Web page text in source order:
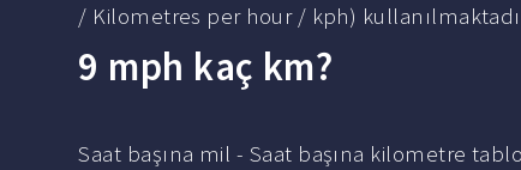
/ Kilometres per hour / kph)
9 mph kaç km?
Saat başına mil - Saat başına kilometre